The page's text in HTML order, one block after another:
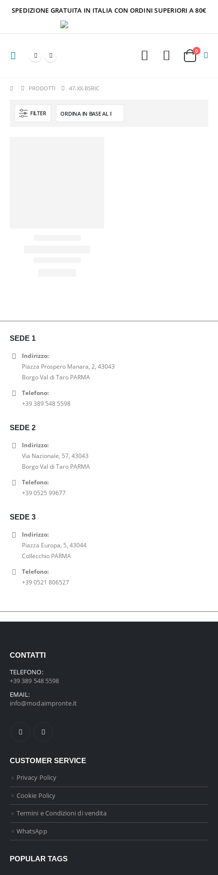
SPEDIZIONE GRATUITA IN ITALIA CON ORDINI SUPERIORI A 80€
0
PRODOTTI 47-XX-BSRIC
FILTER
SEDE 1
Indirizzo:
Piazza Prospero Manara, 2, 43043
Borgo Val di Taro PARMA
Telefono:
+39 389 548 5598
SEDE 2
Indirizzo:
Via Nazionale, 57, 43043
Borgo Val di Taro PARMA
Telefono:
+39 0525 99677
SEDE 3
Indirizzo:
Piazza Europa, 5, 43044
Collecchio PARMA
Telefono:
+39 0521 806527
CONTATTI
TELEFONO:
+39 389 548 5598
EMAIL:
info@modaimpronte.it
CUSTOMER SERVICE
Privacy Policy
Cookie Policy
Termini e Condizioni di vendita
WhatsApp
POPULAR TAGS